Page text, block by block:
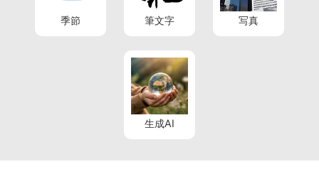
季節 筆文字 写真
生成AI